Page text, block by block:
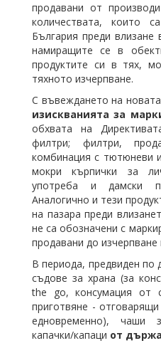
продавани от
количествата, които
България преди
намиращите се в
продуктите си в тях,
тяхното изчерпване.
С въвеждането на
изискванията за
обхвата на
филтри; филтри,
комбинация с тютюневи
мокри кърпички за
употреба и дамски
Аналогично и тези
на пазара преди
не са обозначени с
продавани до изчерпване
В периода, предвиден по
съдове за храна (за
the go, консумация от
приготвяне -
едновременно), чаши
капачки/капаци от